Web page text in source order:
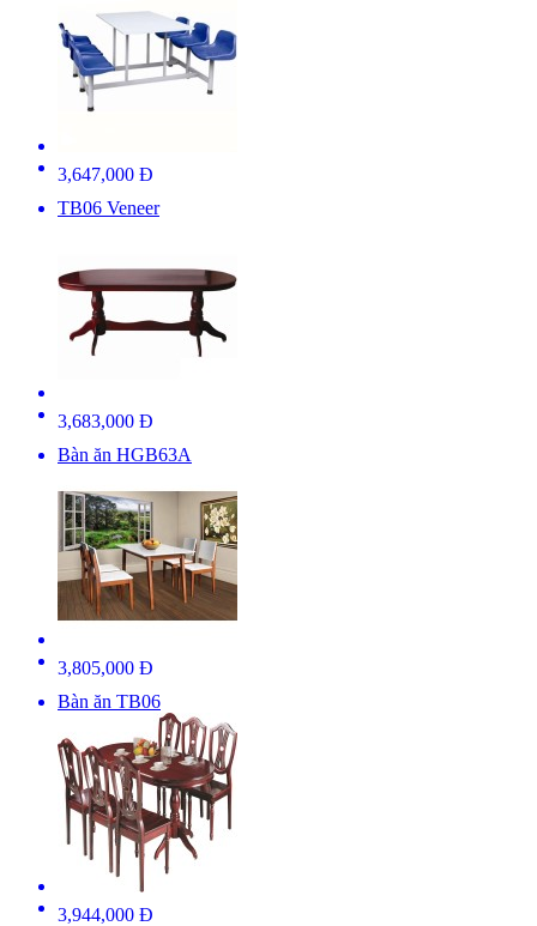
3,647,000 Đ
TB06 Veneer
3,683,000 Đ
Bàn ăn HGB63A
3,805,000 Đ
Bàn ăn TB06
3,944,000 Đ